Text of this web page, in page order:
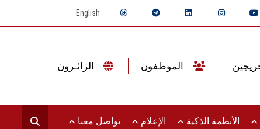
English
الأنظمة الذكية الإعلام تواصل معنا